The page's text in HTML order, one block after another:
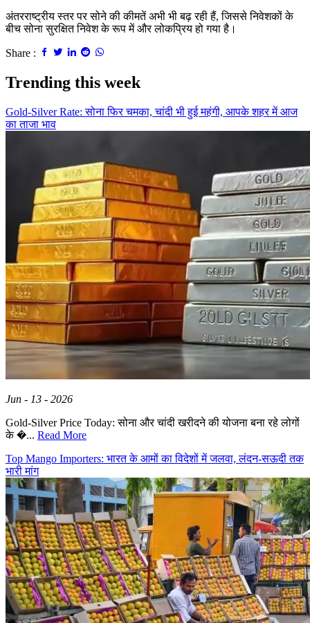
अंतरराष्ट्रीय स्तर पर सोने की कीमतें अभी भी बढ़ रही हैं, जिससे निवेशकों के
बीच सोना सुरक्षित निवेश के रूप में और लोकप्रिय हो गया है।
Share :
Trending this week
Gold-Silver Rate: सोना फिर चमका, चांदी भी हुई महंगी, आपके शहर में आज
का ताजा भाव
Jun - 13 - 2026
Gold-Silver Price Today: सोना और चांदी खरीदने की योजना बना रहे लोगों
के �... Read More
Top Mango Importers: भारत के आमों का विदेशों में जलवा, लंदन-सऊदी तक
भारी मांग